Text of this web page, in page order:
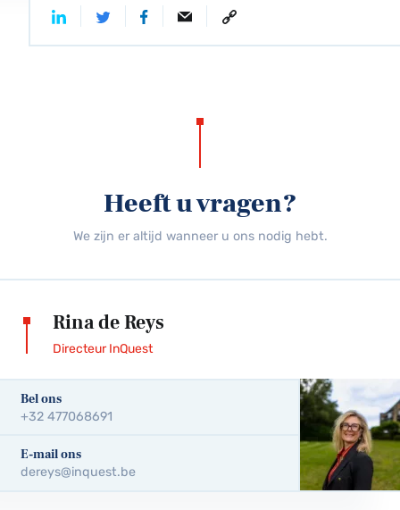
Heeft u vragen?
We zijn er altijd wanneer u ons nodig hebt.
Directeur InQuest
Rina de Reys
Bel ons
+32 477068691
E-mail ons
dereys@inquest.be